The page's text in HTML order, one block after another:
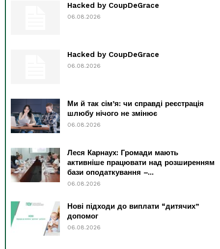
Hacked by CoupDeGrace
06.08.2026
Hacked by CoupDeGrace
06.08.2026
Ми й так сім’я: чи справді реєстрація
шлюбу нічого не змінює
06.08.2026
Леся Карнаух: Громади мають
активніше працювати над розширенням
бази оподаткування –...
06.08.2026
Нові підходи до виплати “дитячих”
допомог
06.08.2026